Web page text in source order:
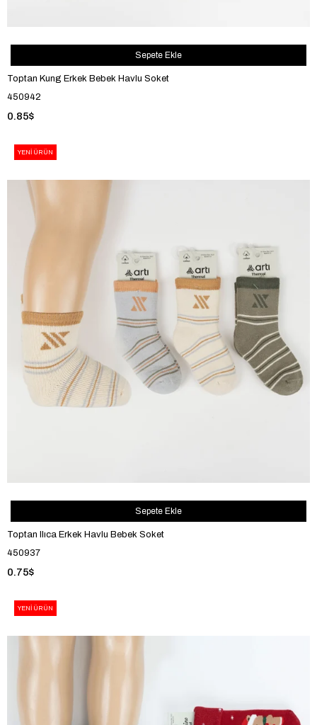
Toptan Kung Erkek Bebek Havlu Soket
450942
0.85$
Sepete Ekle
Toptan Ilıca Erkek Havlu Bebek Soket
450937
0.75$
Sepete Ekle
YENI ÜRÜN
YENI ÜRÜN